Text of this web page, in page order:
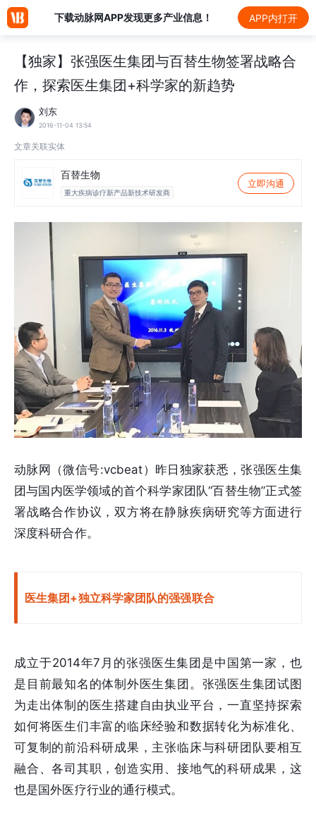
下载动脉网APP发现更多产业信息！ APP内打开
【独家】张强医生集团与百替生物签署战略合
作，探索医生集团+科学家的新趋势
刘东
2016-11-04 13:54
文章关联实体
百替生物
重大疾病诊疗新产品新技术研发商
立即沟通
动脉网（微信号:vcbeat）昨日独家获悉，张强医生集
团与国内医学领域的首个科学家团队“百替生物”正式签
署战略合作协议，双方将在静脉疾病研究等方面进行
深度科研合作。
医生集团+独立科学家团队的强强联合
成立于2014年7月的张强医生集团是中国第一家，也
是目前最知名的体制外医生集团。张强医生集团试图
为走出体制的医生搭建自由执业平台，一直坚持探索
如何将医生们丰富的临床经验和数据转化为标准化、
可复制的前沿科研成果，主张临床与科研团队要相互
融合、各司其职，创造实用、接地气的科研成果，这
也是国外医疗行业的通行模式。